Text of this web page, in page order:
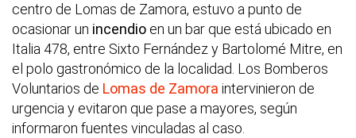
centro de Lomas de Zamora, estuvo a punto de
ocasionar un incendio en un bar que está ubicado en
Italia 478, entre Sixto Fernández y Bartolomé Mitre, en
el polo gastronómico de la localidad. Los Bomberos
Voluntarios de Lomas de Zamora intervinieron de
urgencia y evitaron que pase a mayores, según
informaron fuentes vinculadas al caso.